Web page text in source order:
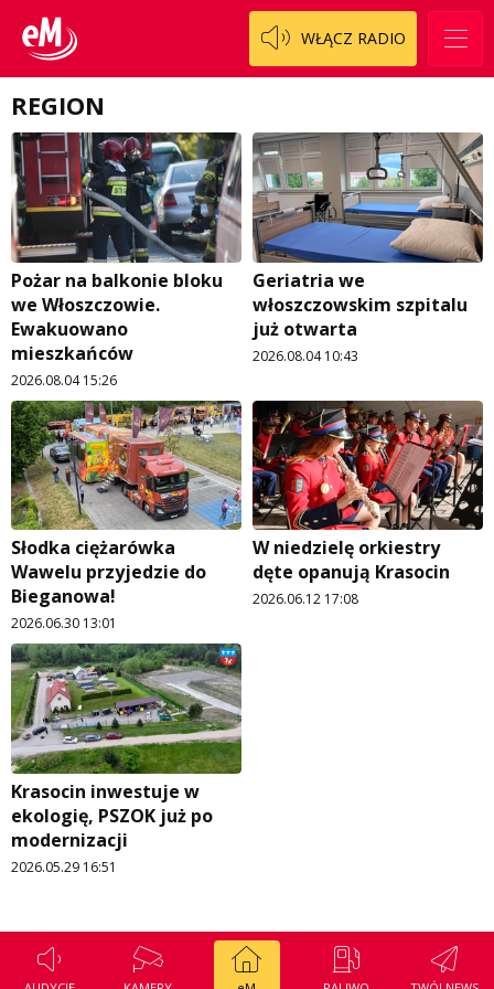
WŁĄCZ RADIO
Staszowski
Włoszczowski
Cały ten sport
Dzieciaki Cudaki
Fascynująca nauka
Historia na fali
Modna kultura
OdNowa
Pacjent, którego nie zapomnę
Pasjonaci
Piąta strona świata
Prawdę mówiąc
Słowo Dnia
Tak wierzę
Weekend z blondynką
W starych Kielcach
Wszystko w temacie
Koncert życzeń
Kontakt
O nas
Regulamin programu Patron
Zespół
Logo do pobrania
Regulamin konkursów
Regulamin przesyłania materiałów
Regulamin sklepu internetowego
Regulamin darowizn
Regulamin konkursu Zwierzak naszej klasy
Polityka prywatności
ZNAJDZIESZ NAS TAKŻE NA
REGION
Pożar na balkonie bloku
we Włoszczowie.
Ewakuowano
mieszkańców
2026.08.04 15:26
Geriatria we
włoszczowskim szpitalu
już otwarta
2026.08.04 10:43
Słodka ciężarówka
Wawelu przyjedzie do
Bieganowa!
2026.06.30 13:01
W niedzielę orkiestry
dęte opanują Krasocin
2026.06.12 17:08
Krasocin inwestuje w
ekologię, PSZOK już po
modernizacji
2026.05.29 16:51